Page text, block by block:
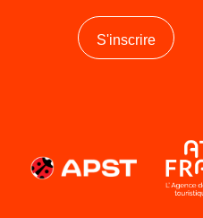
S'inscrire